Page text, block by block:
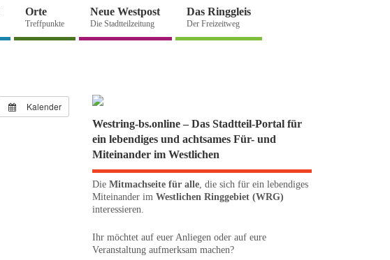
Orte
Treffpunkte
Neue Westpost
Die Stadtteilzeitung
Das Ringgleis
Der Freizeitweg
Kalender
Westring-bs.online – Das Stadtteil-Portal für
ein lebendiges und achtsames Für- und
Miteinander im Westlichen
DieMitmachseite für alle, die sich für ein lebendiges
Miteinander imWestlichen Ringgebiet (WRG)
interessieren.
Ihr möchtet auf euer Anliegen oder auf eure
Veranstaltung aufmerksam machen?